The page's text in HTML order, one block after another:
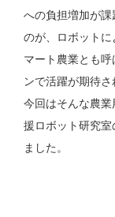
への負担増加が
のが、ロボット
マート農業とも
ンで活躍が期待さ
今回はそんな農
援ロボット研究
ました。